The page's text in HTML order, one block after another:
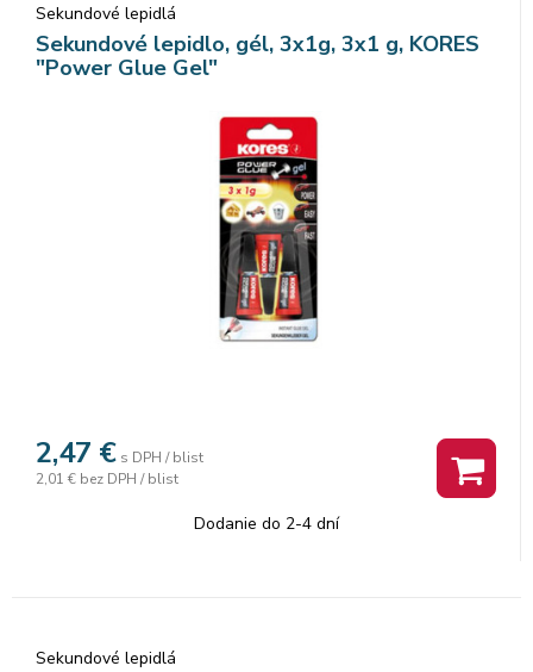
Sekundové lepidlá
Sekundové lepidlo, gél, 3x1g, 3x1 g, KORES
"Power Glue Gel"
2,47 € s DPH / blist
2,01 € bez DPH / blist
Dodanie do 2-4 dní
Sekundové lepidlá